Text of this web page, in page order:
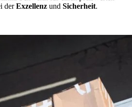
derExzellenz und Sicherheit.